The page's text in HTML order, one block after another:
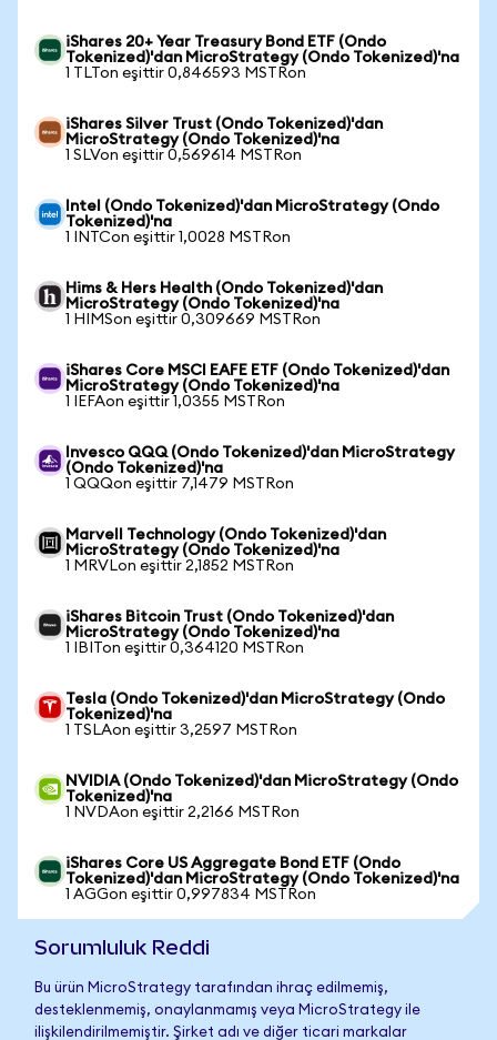
iShares 20+ Year Treasury Bond ETF (Ondo
Tokenized)'dan MicroStrategy (Ondo Tokenized)'na
1 TLTon eşittir 0,846593 MSTRon
iShares Silver Trust (Ondo Tokenized)'dan
MicroStrategy (Ondo Tokenized)'na
1 SLVon eşittir 0,569614 MSTRon
Intel (Ondo Tokenized)'dan MicroStrategy (Ondo
Tokenized)'na
1 INTCon eşittir 1,0028 MSTRon
Hims & Hers Health (Ondo Tokenized)'dan
MicroStrategy (Ondo Tokenized)'na
1 HIMSon eşittir 0,309669 MSTRon
iShares Core MSCI EAFE ETF (Ondo Tokenized)'dan
MicroStrategy (Ondo Tokenized)'na
1 IEFAon eşittir 1,0355 MSTRon
Invesco QQQ (Ondo Tokenized)'dan MicroStrategy
(Ondo Tokenized)'na
1 QQQon eşittir 7,1479 MSTRon
Marvell Technology (Ondo Tokenized)'dan
MicroStrategy (Ondo Tokenized)'na
1 MRVLon eşittir 2,1852 MSTRon
iShares Bitcoin Trust (Ondo Tokenized)'dan
MicroStrategy (Ondo Tokenized)'na
1 IBITon eşittir 0,364120 MSTRon
Tesla (Ondo Tokenized)'dan MicroStrategy (Ondo
Tokenized)'na
1 TSLAon eşittir 3,2597 MSTRon
NVIDIA (Ondo Tokenized)'dan MicroStrategy (Ondo
Tokenized)'na
1 NVDAon eşittir 2,2166 MSTRon
iShares Core US Aggregate Bond ETF (Ondo
Tokenized)'dan MicroStrategy (Ondo Tokenized)'na
1 AGGon eşittir 0,997834 MSTRon
Sorumluluk Reddi
Bu ürün MicroStrategy tarafından ihraç edilmemiş,
desteklenmemiş, onaylanmamış veya MicroStrategy ile
ilişkilendirilmemiştir. Şirket adı ve diğer ticari markalar